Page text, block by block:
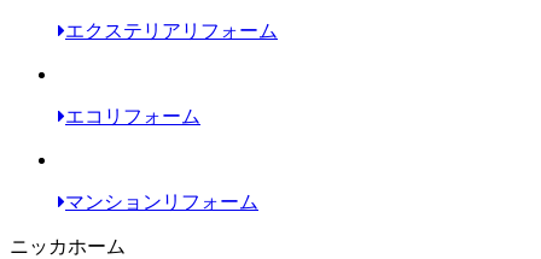
エクステリアリフォーム
エコリフォーム
マンションリフォーム
ニッカホーム